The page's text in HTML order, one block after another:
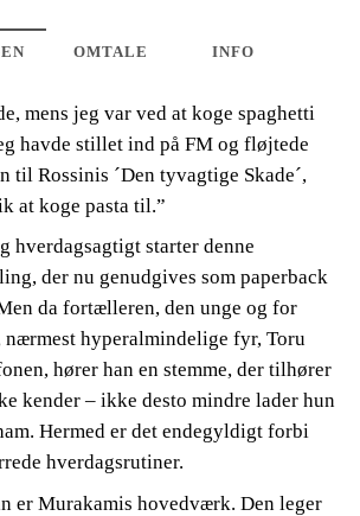
OMTALE INFO
mens jeg var ved at koge spaghetti
havde stillet ind på FM og fløjtede
til Rossinis ´Den tyvagtige Skade´,
at koge pasta til.”
hverdagsagtigt starter denne
der nu genudgives som paperback
da fortælleren, den unge og for
nærmest hyperalmindelige fyr, Toru
hører han en stemme, der tilhører
kender – ikke desto mindre lader hun
Hermed er det endegyldigt forbi
hverdagsrutiner.
er Murakamis hovedværk. Den leger